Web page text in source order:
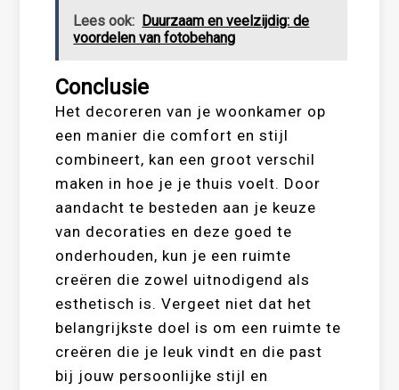
Lees ook: Duurzaam en veelzijdig: de
voordelen van fotobehang
Conclusie
Het decoreren van je woonkamer op
een manier die comfort en stijl
combineert, kan een groot verschil
maken in hoe je je thuis voelt. Door
aandacht te besteden aan je keuze
van decoraties en deze goed te
onderhouden, kun je een ruimte
creëren die zowel uitnodigend als
esthetisch is. Vergeet niet dat het
belangrijkste doel is om een ruimte te
creëren die je leuk vindt en die past
bij jouw persoonlijke stijl en